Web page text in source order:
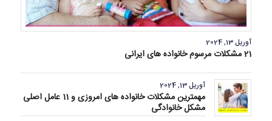
آوریل 13, 2024
21 مشکلات مرسوم خانواده های ایرانی
آوریل 13, 2024
مهمترین مشکلات خانواده های امروزی و 11 عامل اصلی
مشکل خانوادگی